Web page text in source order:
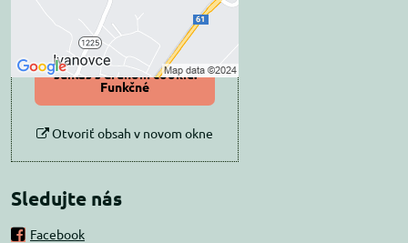
Povoliť tentokrát
Povoliť a zapamätať -
súhlas s druhom cookie:
Funkčné
Otvoriť obsah v novom okne
Sledujte nás
Facebook